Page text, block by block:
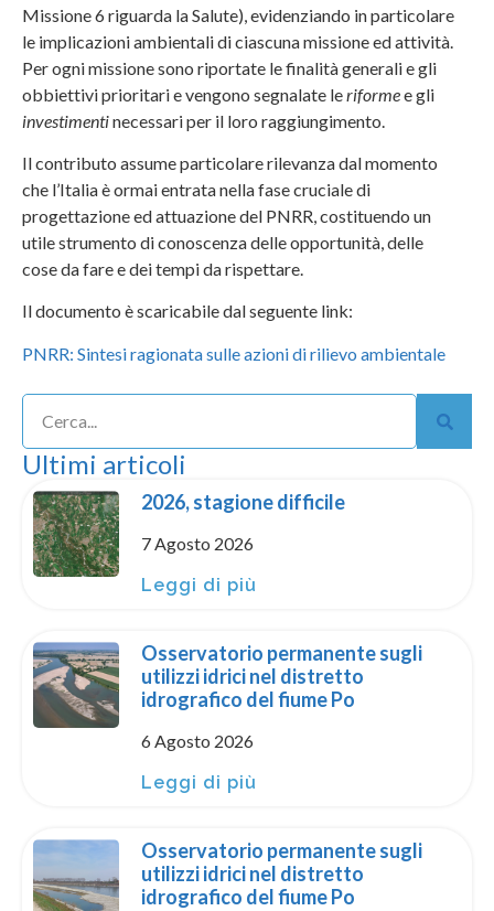
Missione 6 riguarda la Salute), evidenziando in particolare
le implicazioni ambientali di ciascuna missione ed attività.
Per ogni missione sono riportate le finalità generali e gli
obbiettivi prioritari e vengono segnalate leriformee gli
investimentinecessari per il loro raggiungimento.
Il contributo assume particolare rilevanza dal momento
che l’Italia è ormai entrata nella fase cruciale di
progettazione ed attuazione del PNRR, costituendo un
utile strumento di conoscenza delle opportunità, delle
cose da fare e dei tempi da rispettare.
Il documento è scaricabile dal seguente link:
PNRR: Sintesi ragionata sulle azioni di rilievo ambientale
Ultimi articoli
2026, stagione difficile
7 Agosto 2026
Leggi di più
Osservatorio permanente sugli
utilizzi idrici nel distretto
idrografico del fiume Po
6 Agosto 2026
Leggi di più
Osservatorio permanente sugli
utilizzi idrici nel distretto
idrografico del fiume Po